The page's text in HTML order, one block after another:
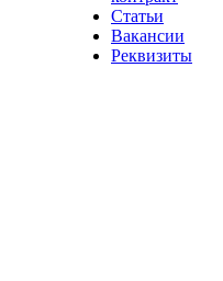
Статьи
Вакансии
Реквизиты